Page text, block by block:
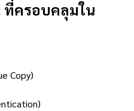
ที่ครอบคลุมใน
Copy)